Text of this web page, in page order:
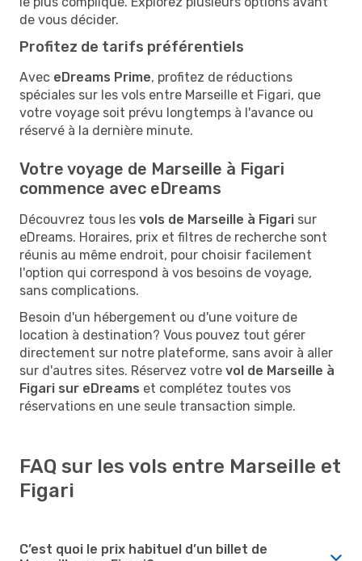
de vous décider.
Profitez de tarifs préférentiels
Avec eDreams Prime, profitez de réductions
spéciales sur les vols entre Marseille et Figari, que
votre voyage soit prévu longtemps à l'avance ou
réservé à la dernière minute.
Votre voyage de Marseille à Figari
commence avec eDreams
Découvrez tous les vols de Marseille à Figari sur
eDreams. Horaires, prix et filtres de recherche sont
réunis au même endroit, pour choisir facilement
l'option qui correspond à vos besoins de voyage,
sans complications.
Besoin d'un hébergement ou d'une voiture de
location à destination? Vous pouvez tout gérer
directement sur notre plateforme, sans avoir à aller
sur d'autres sites. Réservez votre vol de Marseille à
Figari sur eDreams et complétez toutes vos
réservations en une seule transaction simple.
FAQ sur les vols entre Marseille et
Figari
C’est quoi le prix habituel d’un billet de